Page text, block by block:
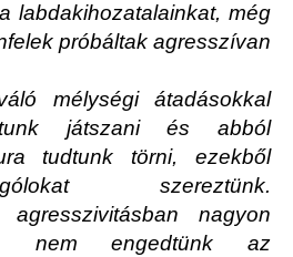
labdakihozatalainkat, még
próbáltak agresszívan
mélységi átadásokkal
játszani és abból
tudtunk törni, ezekből
szereztünk.
agresszivitásban nagyon
nem engedtünk az